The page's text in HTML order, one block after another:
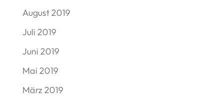
August 2019
Juli 2019
Juni 2019
Mai 2019
März 2019